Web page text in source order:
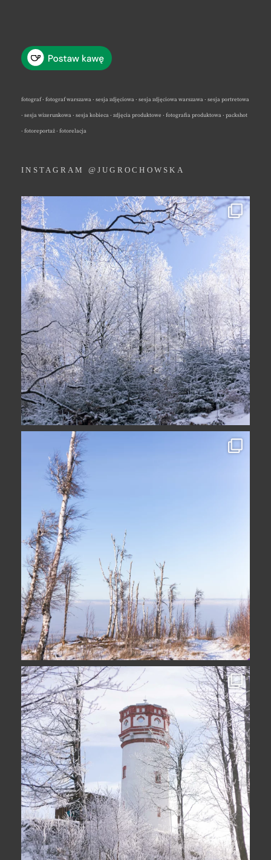
fotograf · fotograf warszawa · sesja zdjęciowa · sesja zdjęciowa warszawa · sesja portretowa
· sesja wizerunkowa · sesja kobieca · zdjęcia produktowe · fotografia produktowa · packshot
· fotoreportaż · fotorelacja
INSTAGRAM @JUGROCHOWSKA